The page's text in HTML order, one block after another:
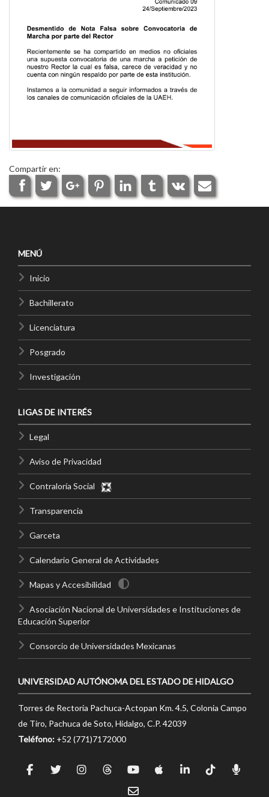
Compartir en:
MENÚ
Inicio
Bachillerato
Licenciatura
Posgrado
Investigación
LIGAS DE INTERÉS
Legal
Aviso de Privacidad
Contraloría Social
Transparencia
Garceta
Calendario General de Actividades
Mapas y Accesibilidad
Asociación Nacional de Universidades e Instituciones de
Educación Superior
Consorcio de Universidades Mexicanas
UNIVERSIDAD AUTÓNOMA DEL ESTADO DE HIDALGO
Torres de Rectoría Pachuca-Actopan Km. 4.5, Colonia Campo
de Tiro, Pachuca de Soto, Hidalgo, C.P. 42039
Teléfono: +52 (771)7172000